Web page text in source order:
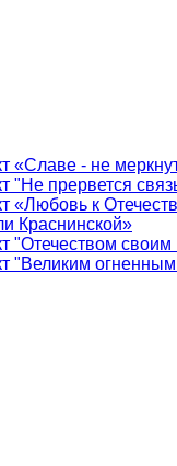
«Славе - не
"Не прервется
«Любовь к
Краснинской»
"Отечеством своим
"Великим